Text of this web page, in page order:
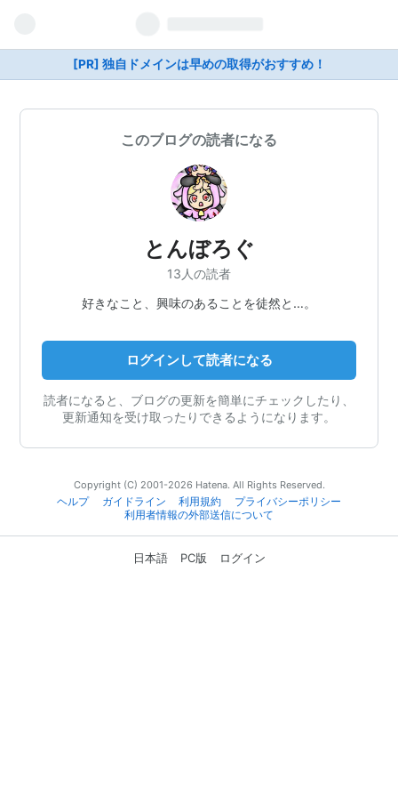
[PR] 独自ドメインは早めの取得がおすすめ！
このブログの読者になる
とんぼろぐ
13人の読者
好きなこと、興味のあることを徒然と…。
ログインして読者になる
読者になると、ブログの更新を簡単にチェックしたり、
更新通知を受け取ったりできるようになります。
Copyright (C) 2001-2026 Hatena. All Rights Reserved.
ヘルプ
ガイドライン 利用規約
プライバシーポリシー
利用者情報の外部送信について
日本語 PC版 ログイン